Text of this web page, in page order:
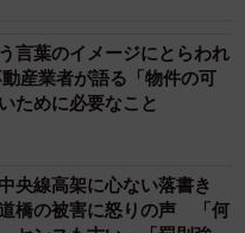
言葉のイメージにとらわれ
産業者が語る「物件の可
ために必要なこと
央線高架に心ない落書き
橋の被害に怒りの声 「何